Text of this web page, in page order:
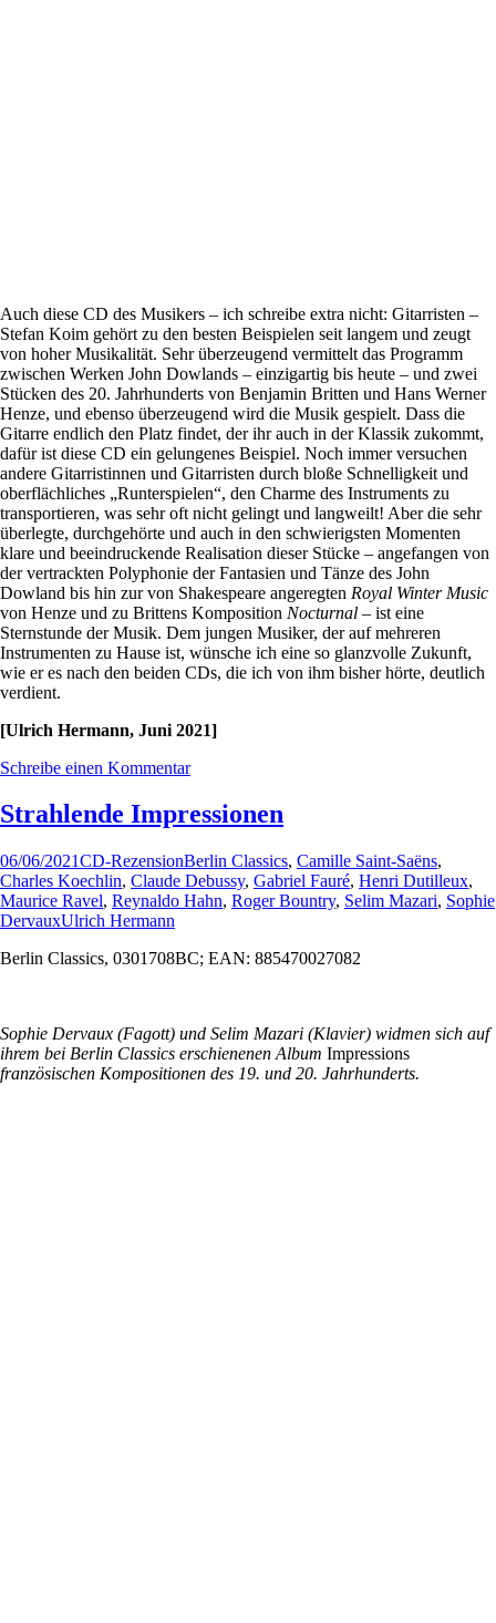
Auch diese CD des Musikers – ich schreibe extra nicht: Gitarristen –
Stefan Koim gehört zu den besten Beispielen seit langem und zeugt
von hoher Musikalität. Sehr überzeugend vermittelt das Programm
zwischen Werken John Dowlands – einzigartig bis heute – und zwei
Stücken des 20. Jahrhunderts von Benjamin Britten und Hans Werner
Henze, und ebenso überzeugend wird die Musik gespielt. Dass die
Gitarre endlich den Platz findet, der ihr auch in der Klassik zukommt,
dafür ist diese CD ein gelungenes Beispiel. Noch immer versuchen
andere Gitarristinnen und Gitarristen durch bloße Schnelligkeit und
oberflächliches „Runterspielen“, den Charme des Instruments zu
transportieren, was sehr oft nicht gelingt und langweilt! Aber die sehr
überlegte, durchgehörte und auch in den schwierigsten Momenten
klare und beeindruckende Realisation dieser Stücke – angefangen von
der vertrackten Polyphonie der Fantasien und Tänze des John
Dowland bis hin zur von Shakespeare angeregten Royal Winter Music
von Henze und zu Brittens Komposition Nocturnal – ist eine
Sternstunde der Musik. Dem jungen Musiker, der auf mehreren
Instrumenten zu Hause ist, wünsche ich eine so glanzvolle Zukunft,
wie er es nach den beiden CDs, die ich von ihm bisher hörte, deutlich
verdient.
[Ulrich Hermann, Juni 2021]
Schreibe einen Kommentar
Strahlende Impressionen
06/06/2021CD-RezensionBerlin Classics, Camille Saint-Saëns,
Charles Koechlin, Claude Debussy, Gabriel Fauré, Henri Dutilleux,
Maurice Ravel, Reynaldo Hahn, Roger Bountry, Selim Mazari, Sophie
DervauxUlrich Hermann
Berlin Classics, 0301708BC; EAN: 885470027082
Sophie Dervaux (Fagott) und Selim Mazari (Klavier) widmen sich auf
ihrem bei Berlin Classics erschienenen Album Impressions
französischen Kompositionen des 19. und 20. Jahrhunderts.